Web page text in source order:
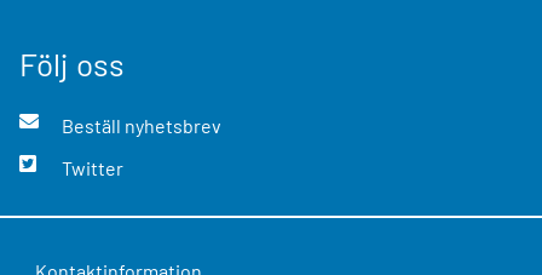
Följ oss
Beställ nyhetsbrev
Twitter